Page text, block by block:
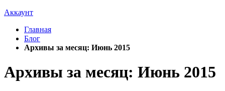
Аккаунт
Главная
Блог
Архивы за месяц: Июнь 2015
Архивы за месяц: Июнь 2015